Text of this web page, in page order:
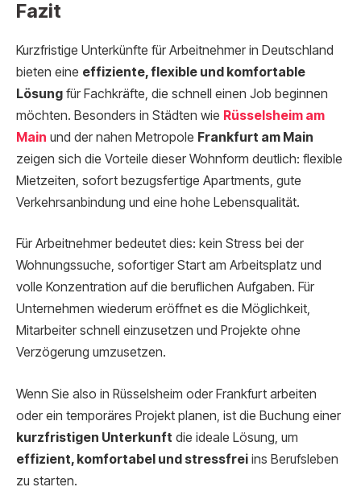
Fazit
Kurzfristige Unterkünfte für Arbeitnehmer in Deutschland
bieten eine effiziente, flexible und komfortable
Lösung für Fachkräfte, die schnell einen Job beginnen
möchten. Besonders in Städten wie Rüsselsheim am
Main und der nahen Metropole Frankfurt am Main
zeigen sich die Vorteile dieser Wohnform deutlich: flexible
Mietzeiten, sofort bezugsfertige Apartments, gute
Verkehrsanbindung und eine hohe Lebensqualität.
Für Arbeitnehmer bedeutet dies: kein Stress bei der
Wohnungssuche, sofortiger Start am Arbeitsplatz und
volle Konzentration auf die beruflichen Aufgaben. Für
Unternehmen wiederum eröffnet es die Möglichkeit,
Mitarbeiter schnell einzusetzen und Projekte ohne
Verzögerung umzusetzen.
Wenn Sie also in Rüsselsheim oder Frankfurt arbeiten
oder ein temporäres Projekt planen, ist die Buchung einer
kurzfristigen Unterkunft die ideale Lösung, um
effizient, komfortabel und stressfrei ins Berufsleben
zu starten.